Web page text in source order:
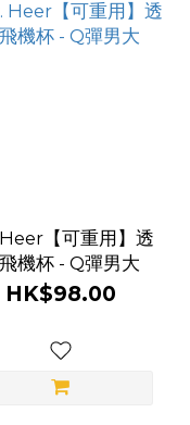
【可重用】透
機杯 - Q彈男大
HK$98.00